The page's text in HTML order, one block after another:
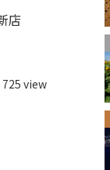
店
725 view